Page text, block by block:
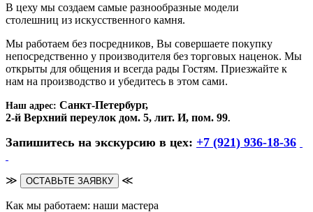
В цеху мы создаем самые разнообразные модели
столешниц из искусственного камня.
Мы работаем без посредников, Вы совершаете покупку
непосредственно у производителя без торговых наценок. Мы
открыты для общения и всегда рады Гостям. Приезжайте к
нам на производство и убедитесь в этом сами.
Наш адрес: Санкт-Петербург,
2-й Верхний переулок дом. 5, лит. И, пом. 99.
Запишитесь на экскурсию в цех: +7 (921) 936-18-36
≫ ОСТАВЬТЕ ЗАЯВКУ ≪
Как мы работаем: наши мастера